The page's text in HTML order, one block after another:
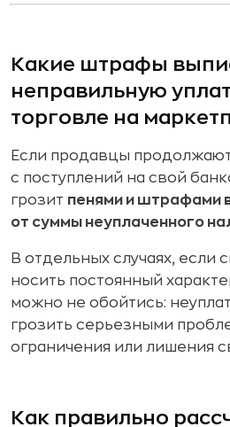
Какие штрафы
неправильную
торговле на
Если продавцы
с поступлений на свой
грозит пенями и штрафами
от суммы неуплаченного
В отдельных случаях, если
носить постоянный
можно не обойтись:
грозить серьезными
ограничения или лишения
Как правильно